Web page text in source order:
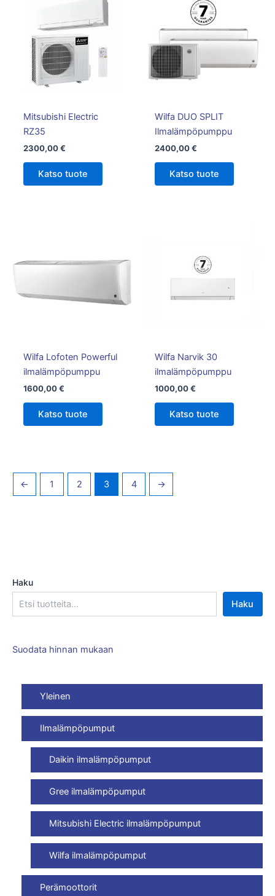
Haku
Haku
Suodata hinnan mukaan
Yleinen
Ilmalämpöpumput
Daikin ilmalämpöpumput
Gree ilmalämpöpumput
Mitsubishi Electric ilmalämpöpumput
Wilfa ilmalämpöpumput
Perämoottorit
Mitsubishi Electric
RZ35
2300,00€
Katso tuote
Wilfa DUO SPLIT
Ilmalämpöpumppu
2400,00€
Katso tuote
Wilfa Lofoten Powerful
ilmalämpöpumppu
1600,00€
Katso tuote
Wilfa Narvik 30
ilmalämpöpumppu
1000,00€
Katso tuote
← 1 2 3 4 →